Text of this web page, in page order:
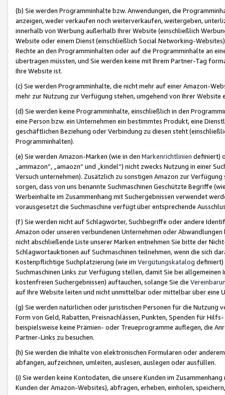
(b) Sie werden Programminhalte bzw. Anwendungen, die
anzeigen, weder verkaufen noch weiterverkaufen, weitergeben,
innerhalb von Werbung außerhalb Ihrer Website (einschließlich
Website oder einem Dienst (einschließlich Social Networking-
Rechte an den Programminhalten oder auf die Programminhalte an
übertragen müssten, und Sie werden keine mit Ihrem Partner-Tag
Ihre Website ist.
(c) Sie werden Programminhalte, die nicht mehr auf einer Amazon-
mehr zur Nutzung zur Verfügung stehen, umgehend von Ihrer
(d) Sie werden keine Programminhalte, einschließlich in den
eine Person bzw. ein Unternehmen ein bestimmtes Produkt, eine
geschäftlichen Beziehung oder Verbindung zu diesen steht
Programminhalten).
(e) Sie werden Amazon-Marken (wie in den Markenrichtlinien definiert)
„ammazon“, „amaozn“ und „kindel“) nicht zwecks Nutzung in einer
Versuch unternehmen). Zusätzlich zu sonstigen Amazon zur
sorgen, dass von uns benannte Suchmaschinen Geschützte Begriffe
Werbeinhalte im Zusammenhang mit Suchergebnissen verwendet
vorausgesetzt die Suchmaschine verfügt über entsprechende
(f) Sie werden nicht auf Schlagwörter, Suchbegriffe oder andere
Amazon oder unseren verbundenen Unternehmen oder
nicht abschließende Liste unserer Marken entnehmen Sie bitte der
Schlagwortauktionen auf Suchmaschinen teilnehmen, wenn die sich
Kostenpflichtige Suchplatzierung (wie im Vergütungskatalog definiert)
Suchmaschinen Links zur Verfügung stellen, damit Sie bei
kostenfreien Suchergebnissen) auftauchen, solange Sie die
auf Ihre Website leiten und nicht unmittelbar oder mittelbar über eine
(g) Sie werden natürlichen oder juristischen Personen für die Nutzung
Form von Geld, Rabatten, Preisnachlässen, Punkten, Spenden für
beispielsweise keine Prämien- oder Treueprogramme auflegen, die
Partner-Links zu besuchen.
(h) Sie werden die Inhalte von elektronischen Formularen oder
abfangen, aufzeichnen, umleiten, auslesen, auslegen oder ausfüllen.
(i) Sie werden keine Kontodaten, die unsere Kunden im
Kunden der Amazon-Websites), abfragen, erheben, einholen,